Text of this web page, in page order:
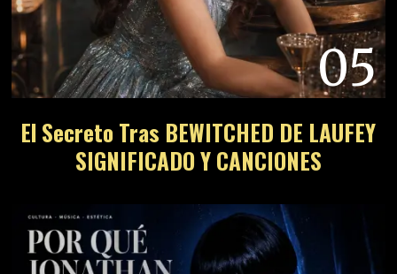
05
El Secreto Tras BEWITCHED DE LAUFEY
SIGNIFICADO Y CANCIONES